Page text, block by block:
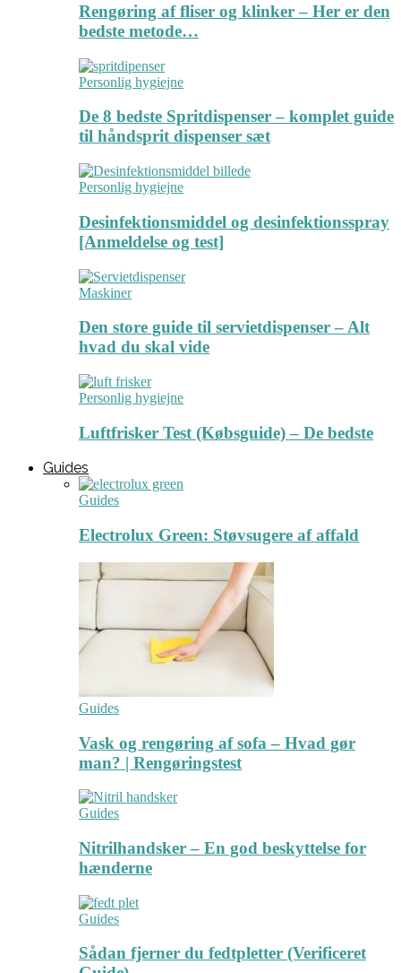
Rengøring af fliser og klinker – Her er den
bedste metode…
Personlig hygiejne
De 8 bedste Spritdispenser – komplet guide
til håndsprit dispenser sæt
Personlig hygiejne
Desinfektionsmiddel og desinfektionsspray
[Anmeldelse og test]
Maskiner
Den store guide til servietdispenser – Alt
hvad du skal vide
Personlig hygiejne
Luftfrisker Test (Købsguide) – De bedste
Guides
Guides
Electrolux Green: Støvsugere af affald
Guides
Vask og rengøring af sofa – Hvad gør
man? | Rengøringstest
Guides
Nitrilhandsker – En god beskyttelse for
hænderne
Guides
Sådan fjerner du fedtpletter (Verificeret